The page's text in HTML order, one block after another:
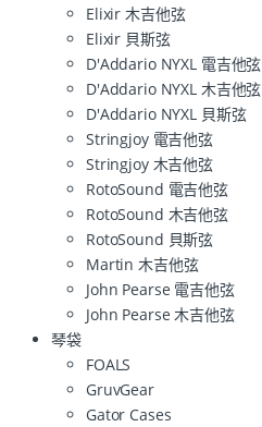
Elixir 木吉他弦
Elixir 貝斯弦
D'Addario NYXL 電吉他弦
D'Addario NYXL 木吉他弦
D'Addario NYXL 貝斯弦
Stringjoy 電吉他弦
Stringjoy 木吉他弦
RotoSound 電吉他弦
RotoSound 木吉他弦
RotoSound 貝斯弦
Martin 木吉他弦
John Pearse 電吉他弦
John Pearse 木吉他弦
琴袋
FOALS
GruvGear
Gator Cases